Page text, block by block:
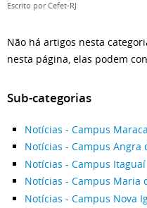
Escrito porCefet-RJ
Não há artigos nesta
nesta página, elas podem
Sub-categorias
Notícias - Campus
Notícias - Campus Angra
Notícias - Campus Itaguaí
Notícias - Campus Maria
Notícias - Campus Nova